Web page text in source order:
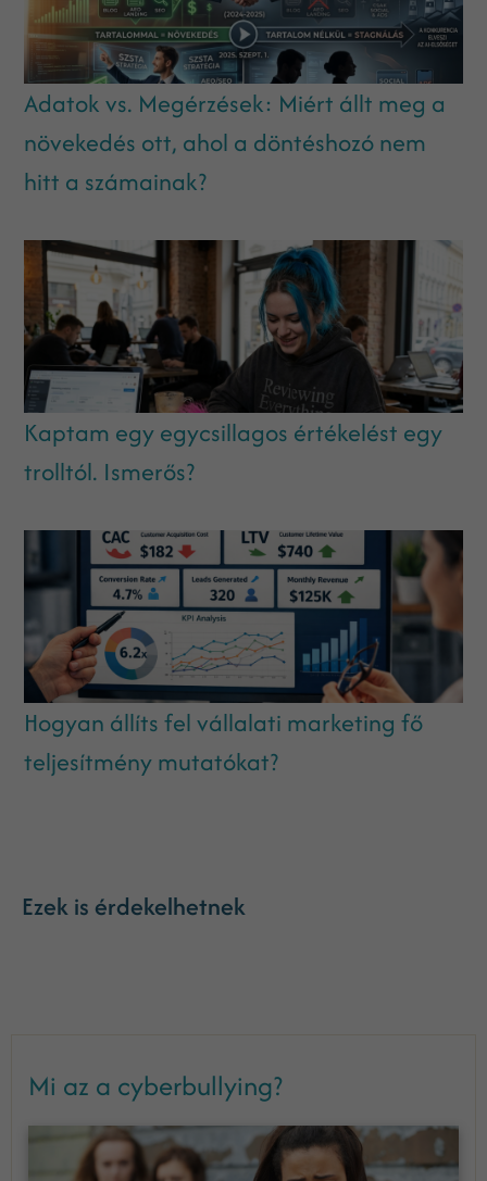
Adatok vs. Megérzések: Miért állt meg a
növekedés ott, ahol a döntéshozó nem
hitt a számainak?
Kaptam egy egycsillagos értékelést egy
trolltól. Ismerős?
Hogyan állíts fel vállalati marketing fő
teljesítmény mutatókat?
Ezek is érdekelhetnek
Mi az a cyberbullying?